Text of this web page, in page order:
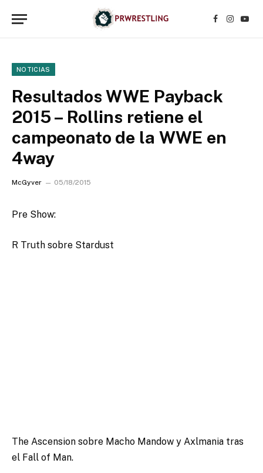
Facebook
NOTICIAS
Resultados WWE Payback
2015 – Rollins retiene el
campeonato de la WWE en
4way
McGyver 05/18/2015
Pre Show:
R Truth sobre Stardust
The Ascension sobre Macho Mandow y Axlmania tras
el Fall of Man.